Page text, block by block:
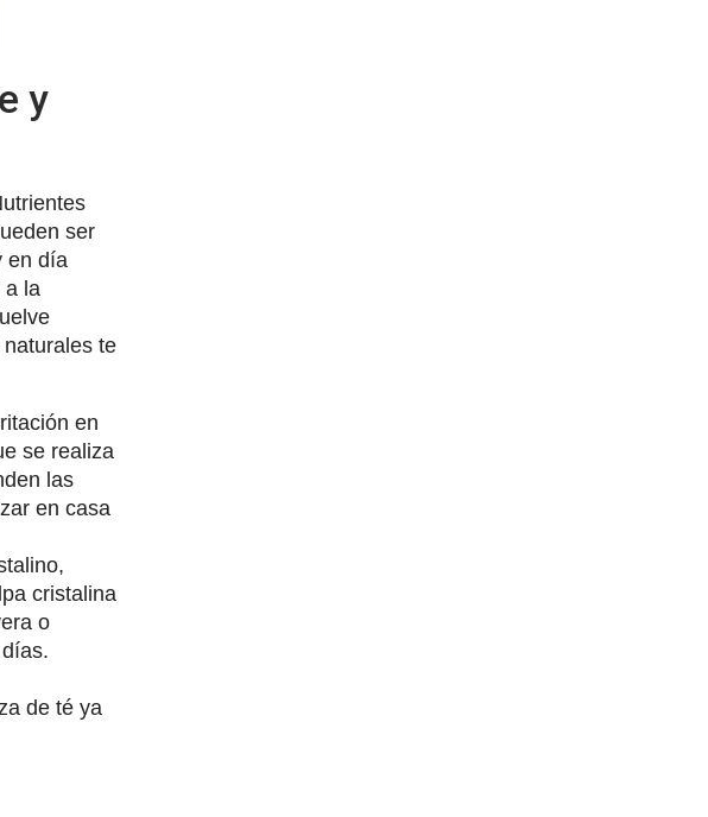
y
ser
en día
a la
te
en
se realiza
las
en casa
cristalina
o
de té ya